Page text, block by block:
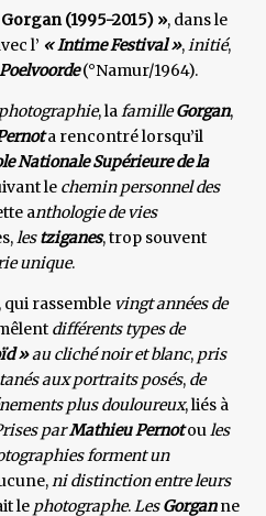
(1995-2015) », dans le
l’ « Intime Festival »,initié,
(°Namur/1964).
photographie, lafamilleGorgan,
a rencontré lorsqu’il
Nationale Supérieure de la
le chemin personnel des
anthologie de vies
lestziganes, trop souvent
unique.
qui rassemble vingt années de
différents types de
»au cliché noir et blanc, pris
aux portraits posés, de
plus douloureux, liés à
parMathieu Pernotoules
forment un
ni distinction entre leurs
le photographe.LesGorganne